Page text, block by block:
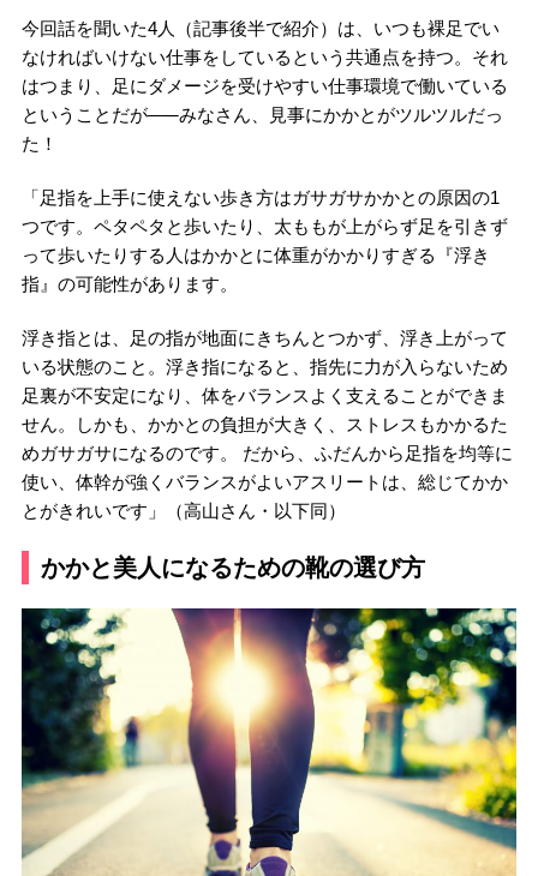
今回話を聞いた4人（記事後半で紹介）は、いつも裸足でい
なければいけない仕事をしているという共通点を持つ。それ
はつまり、足にダメージを受けやすい仕事環境で働いている
ということだが―─みなさん、見事にかかとがツルツルだっ
た！
「足指を上手に使えない歩き方はガサガサかかとの原因の1
つです。ペタペタと歩いたり、太ももが上がらず足を引きず
って歩いたりする人はかかとに体重がかかりすぎる『浮き
指』の可能性があります。
浮き指とは、足の指が地面にきちんとつかず、浮き上がって
いる状態のこと。浮き指になると、指先に力が入らないため
足裏が不安定になり、体をバランスよく支えることができま
せん。しかも、かかとの負担が大きく、ストレスもかかるた
めガサガサになるのです。 だから、ふだんから足指を均等に
使い、体幹が強くバランスがよいアスリートは、総じてかか
とがきれいです」（高山さん・以下同）
かかと美人になるための靴の選び方